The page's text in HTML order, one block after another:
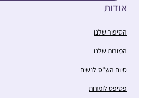
אודות
הסיפור שלנו
המורות שלנו
סיום הש”ס לנשים
פסיפס לומדות